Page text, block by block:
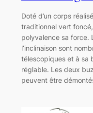
Doté d’un corps
traditionnel vert
polyvalence sa force.
l’inclinaison sont
télescopiques et à sa
réglable. Les deux
peuvent être